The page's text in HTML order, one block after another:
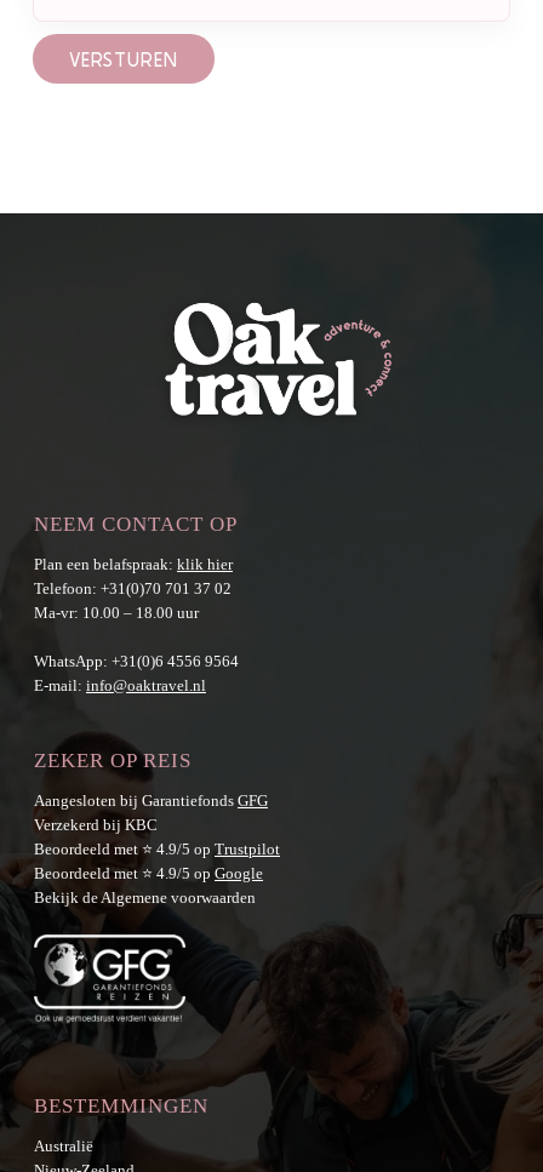
VERSTUREN
NEEM CONTACT OP
Plan een belafspraak: klik hier
Telefoon: +31(0)70 701 37 02
Ma-vr: 10.00 – 18.00 uur
WhatsApp: +31(0)6 4556 9564
E-mail: info@oaktravel.nl
ZEKER OP REIS
Aangesloten bij Garantiefonds GFG
Verzekerd bij KBC
Beoordeeld met ⭐ 4.9/5 op Trustpilot
Beoordeeld met ⭐ 4.9/5 op Google
Bekijk deAlgemene voorwaarden
BESTEMMINGEN
Australië